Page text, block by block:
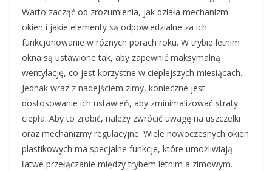
Warto zacząć od zrozumienia, jak działa mechanizm
okien i jakie elementy są odpowiedzialne za ich
funkcjonowanie w różnych porach roku. W trybie letnim
okna są ustawione tak, aby zapewnić maksymalną
wentylację, co jest korzystne w cieplejszych miesiącach.
Jednak wraz z nadejściem zimy, konieczne jest
dostosowanie ich ustawień, aby zminimalizować straty
ciepła. Aby to zrobić, należy zwrócić uwagę na uszczelki
oraz mechanizmy regulacyjne. Wiele nowoczesnych okien
plastikowych ma specjalne funkcje, które umożliwiają
łatwe przełączanie między trybem letnim a zimowym.